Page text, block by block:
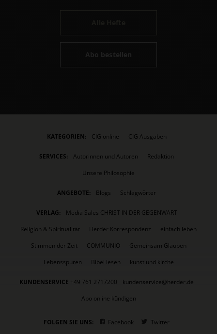
Abo bestellen
KATEGORIEN: CIG online CIG Ausgaben
SERVICES: Autorinnen und Autoren
Redaktion
Unsere Philosophie
ANGEBOTE: Blogs Schlagwörter
VERLAG:
Media Sales CHRIST IN DER GEGENWART
Religion & Spiritualität
Herder Korrespondenz
einfach leben
Stimmen der Zeit
COMMUNIO
Gemeinsam Glauben
Lebensspuren
Bibel lesen kunst und kirche
KUNDENSERVICE +49 761 2717200
kundenservice@herder.de
Abo online kündigen
FOLGEN SIE UNS: Facebook Twitter